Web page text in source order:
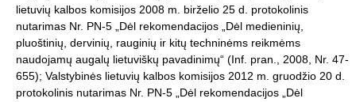
lietuvių kalbos komisijos 2008 m. birželio 25 d. protokolinis
nutarimas Nr. PN-5 „Dėl rekomendacijos „Dėl medieninių,
pluoštinių, dervinių, rauginių ir kitų techninėms reikmėms
naudojamų augalų lietuviškų pavadinimų“ (Inf. pran., 2008, Nr. 47-
655); Valstybinės lietuvių kalbos komisijos 2012 m. gruodžio 20 d.
protokolinis nutarimas Nr. PN-5 „Dėl rekomendacijos „Dėl